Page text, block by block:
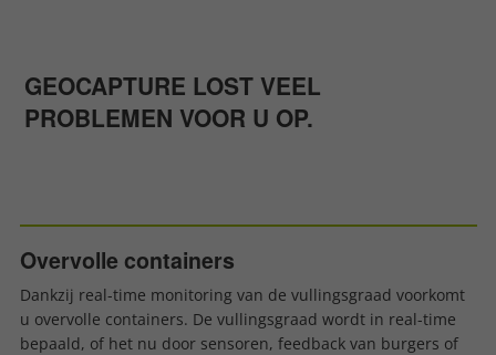
GEOCAPTURE LOST VEEL
PROBLEMEN VOOR U OP.
Overvolle containers
Dankzij real-time monitoring van de vullingsgraad voorkomt
u overvolle containers. De vullingsgraad wordt in real-time
bepaald, of het nu door sensoren, feedback van burgers of